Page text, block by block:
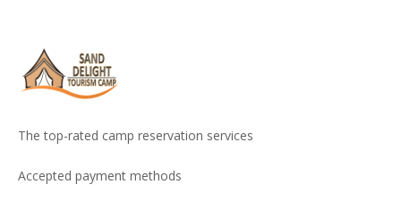
The top-rated camp reservation services
Accepted payment methods